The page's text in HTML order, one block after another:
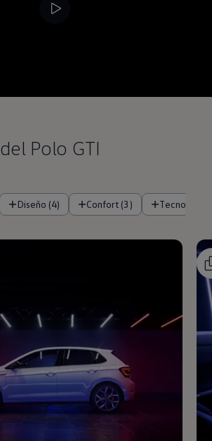
del Polo GTI
Diseño (4) Confort (3) Tecnología